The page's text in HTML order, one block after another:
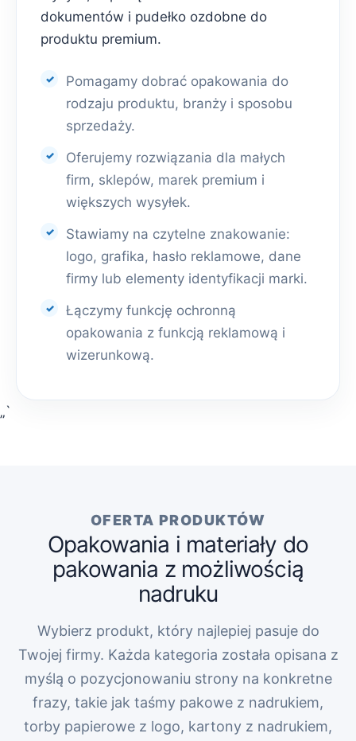
dokumentów i pudełko ozdobne do
produktu premium.
Pomagamy dobrać opakowania do
rodzaju produktu, branży i sposobu
sprzedaży.
Oferujemy rozwiązania dla małych
firm, sklepów, marek premium i
większych wysyłek.
Stawiamy na czytelne znakowanie:
logo, grafika, hasło reklamowe, dane
firmy lub elementy identyfikacji marki.
Łączymy funkcję ochronną
opakowania z funkcją reklamową i
wizerunkową.
„`
OFERTA PRODUKTÓW
Opakowania i materiały do
pakowania z możliwością
nadruku
Wybierz produkt, który najlepiej pasuje do
Twojej firmy. Każda kategoria została opisana z
myślą o pozycjonowaniu strony na konkretne
frazy, takie jak taśmy pakowe z nadrukiem,
torby papierowe z logo, kartony z nadrukiem,